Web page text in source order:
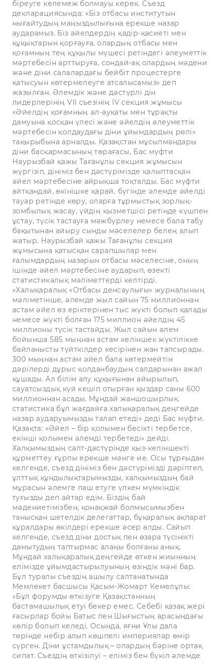
біреуге келемеж болмауы керек. Съезд
декларациясында: «Біз отбасы институтын
нығайтудың маңыздылығына ерекше назар
аударамыз. Біз әйелдердің қадір-қасиеті мен
құқықтарын қорғауға, олардың отбасы мен
қоғамның тең құқылы мүшесі ретіндегі әлеуметтік
мәртебесін арттыруға, сондай-ақ олардың мәдени
және діни салалардағы бейбіт процестерге
қатысуын көтермелеуге атсалысамыз» деп
жазылған. Әлемдік және дәстүрлі дін
лидерлерінің VII съезінің IV секция жұмысы
«Әйелдің қоғамның әл-ауқаты мен тұрақты
дамуына қосқан үлесі және әйелдің әлеуметтік
мәртебесін қолдаудағы діни ұйымдардың рөлі»
тақырыбына арналды. Қазақстан мұсылмандары
діни басқармасының төрағасы, Бас мүфти
Наурызбай қажы Тағанұлы секция жұмысын
жүргізіп, дініміз бен дәстүрімізде қалыптасқан
әйел мәртебесіне айрықша тоқталды. Бас мүфти
айтқандай, өкінішке қарай, бүгінде әлемде әйелді
тауар ретінде көру, оларға тұрмыстық зорлық-
зомбылық жасау, үйдің қызметшісі ретінде күшпен
ұстау, түсік тастауға мәжбүрлеу немесе бала табу
бақытынан айыру сынды мәселелер белең алып
жатыр. Наурызбай қажы Тағанұлы секция
жұмысына қатысқан сарапшылар мен
ғалымдардың назарын отбасы мәселесіне, оның
ішінде әйел мәртебесіне аударып, өзекті
статистикалық мәліметтерді келтірді.
«Халықаралық «Отбасы денсаулығы» журналының
мәліметінше, әлемде жыл сайын 75 миллионнан
астам әйел өз еріктерінен тыс жүкті болып қалады
немесе жүкті болған 175 миллион әйелдің 45
миллионы түсік тастайды. Жыл сайын әлем
бойынша 585 мыңнан астам келіншек жүктілікке
байланысты түйткілдер кесірінен жан тапсырады.
300 мыңнан астам әйел бала көтермейтін
дәрілерді дұрыс қолданбаудың салдарынан ажал
құшады. Ал білім алу құқығынан айырылып,
сауатсыздық күй кешіп отырған қыздар саны 600
миллионнан асады. Мұндай жаншошырлық
статистика бұл жағдайға халықаралық деңгейде
назар аударуымызды талап етеді» деді Бас мүфти.
Қазақта: «Әйел – бір қолымен бесікті тербетсе,
екінші қолымен әлемді тербетеді» дейді.
Халқымыздың салт-дәстүрінде қыз-келіншекті
құрметтеу ғұрпы ерекше мәнге ие. Осы тұрғыдан
келгенде, съезд дініміз бен дәстүрімізді дәріптеп,
ұлттық құндылықтарымызды, халқымыздың бай
мұрасын әлемге паш етуге үлкен мүмкіндік
туғызды деп айтар едім. Біздің бай
мәдениетімізбен, қонақжай болмысымызбен
танысқан шетелдік делегаттар, бұқаралық ақпарат
құралдары өкілдері ерекше әсер алды. Сайып
келгенде, съезд діни достық пен өзара түсінікті
дамытудың таптырмас алаңы болғаны анық.
Мұндай халықаралық деңгейде өткен жиынның
елімізде ұйымдастырылуының өзіндік мәні бар.
Бұл туралы съездің ашылу салтанатында
Мемлекет басшысы Қасым-Жомарт Кемелұлы:
«Бұл форумды өткізуге Қазақстанның
бастамашылық етуі бекер емес. Себебі қазақ жері
ғасырлар бойы Батыс пен Шығыстың арасындағы
көпір болып келеді. Осында, яғни Ұлы дала
төрінде небір алып көшпелі империялар өмір
сүрген. Діни ұстамдылық – олардың бәріне ортақ
сипат. Съездің өткізілуі – еліміз бен бүкіл әлемде